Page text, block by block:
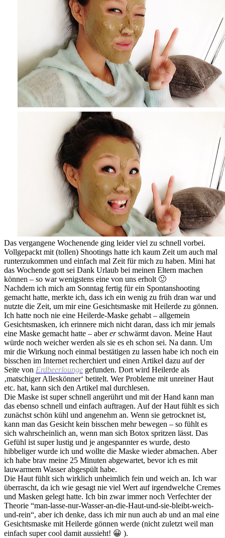
Das vergangene Wochenende ging leider viel zu schnell vorbei.
Vollgepackt mit (tollen) Shootings hatte ich kaum Zeit um auch mal
runterzukommen und einfach mal Zeit für mich zu haben. Mini hat
das Wochende gott sei Dank Urlaub bei meinen Eltern machen
können – so war wenigstens eine von uns erholt 🙂
Nachdem ich mich am Sonntag fertig für ein Spontanshooting
gemacht hatte, merkte ich, dass ich ein wenig zu früh dran war und
nutzte die Zeit, um mir eine Gesichtsmaske mit Heilerde zu gönnen.
Ich hatte noch nie eine Heilerde-Maske gehabt – allgemein
Gesichtsmasken, ich erinnere mich nicht daran, dass ich mir jemals
eine Maske gemacht hatte – abererschwärmt davon. Meine Haut
würde noch weicher werden als sie es eh schon sei. Na dann. Um
mir die Wirkung noch einmal bestätigen zu lassen habe ich noch ein
bisschen im Internet recherchiert und einen Artikel dazu auf der
Seite von Erdbeerlounge gefunden. Dort wird Heilerde als
‚matschiger Alleskönner‘ betitelt. Wer Probleme mit unreiner Haut
etc. hat, kann sich den Artikel mal durchlesen.
Die Maske ist super schnell angerührt und mit der Hand kann man
das ebenso schnell und einfach auftragen. Auf der Haut fühlt es sich
zunächst schön kühl und angenehm an. Wenn sie getrocknet ist,
kann man das Gesicht kein bisschen mehr bewegen – so fühlt es
sich wahrscheinlich an, wenn man sich Botox spritzen lässt. Das
Gefühl ist super lustig und je angespannter es wurde, desto
hibbeliger wurde ich und wollte die Maske wieder abmachen. Aber
ich habe brav meine 25 Minuten abgewartet, bevor ich es mit
lauwarmem Wasser abgespült habe.
Die Haut fühlt sich wirklich unheimlich fein und weich an. Ich war
überrascht, da ich wie gesagt nie viel Wert auf irgendwelche Cremes
und Masken gelegt hatte. Ich bin zwar immer noch Verfechter der
Theorie “man-lasse-nur-Wasser-an-die-Haut-und-sie-bleibt-weich-
und-rein“, aber ich denke, dass ich mir nun auch ab und an mal eine
Gesichtsmaske mit Heilerde gönnen werde (nicht zuletzt weil man
einfach super cool damit aussieht! 😀 ).